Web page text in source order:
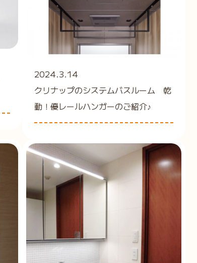
2024.3.14
クリナップのシステムバスルーム 乾
動！優レールハンガーのご紹介♪